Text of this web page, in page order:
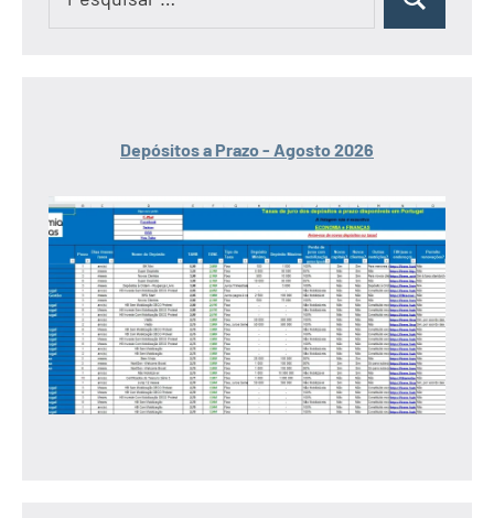
Pesquisar
Depósitos a Prazo - Agosto 2026